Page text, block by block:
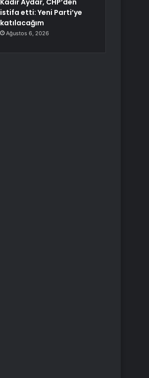
Kadir Aydar, CHP’den
istifa etti: Yeni Parti’ye
katılacağım
Ağustos 6, 2026